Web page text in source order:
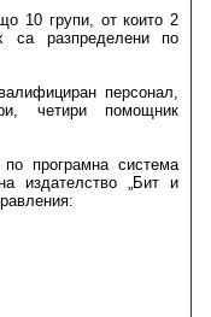
10 групи, от които 2
са разпределени по
персонал,
четири помощник
по програмна система
издателство „Бит и